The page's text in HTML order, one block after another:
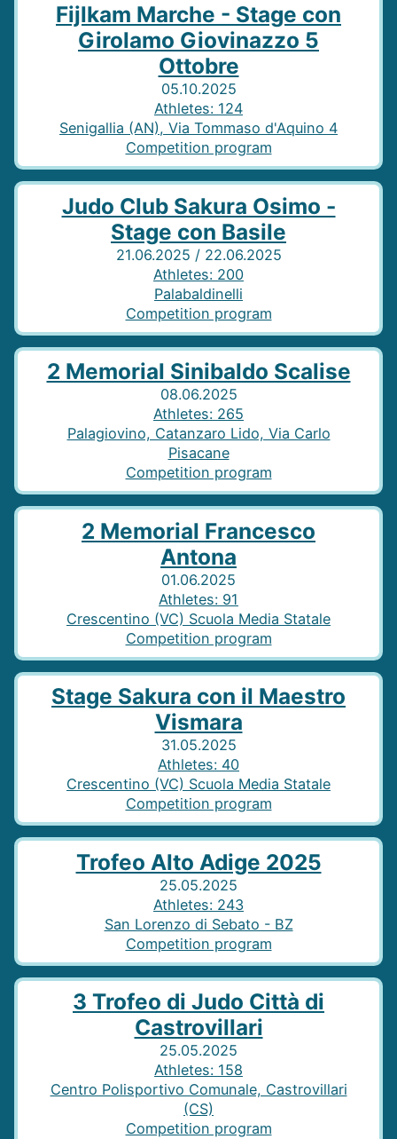
Fijlkam Marche - Stage con
Girolamo Giovinazzo 5
Ottobre
05.10.2025
Athletes: 124
Senigallia (AN), Via Tommaso d'Aquino 4
Competition program
Judo Club Sakura Osimo -
Stage con Basile
21.06.2025 / 22.06.2025
Athletes: 200
Palabaldinelli
Competition program
2 Memorial Sinibaldo Scalise
08.06.2025
Athletes: 265
Palagiovino, Catanzaro Lido, Via Carlo
Pisacane
Competition program
2 Memorial Francesco
Antona
01.06.2025
Athletes: 91
Crescentino (VC) Scuola Media Statale
Competition program
Stage Sakura con il Maestro
Vismara
31.05.2025
Athletes: 40
Crescentino (VC) Scuola Media Statale
Competition program
Trofeo Alto Adige 2025
25.05.2025
Athletes: 243
San Lorenzo di Sebato - BZ
Competition program
3 Trofeo di Judo Città di
Castrovillari
25.05.2025
Athletes: 158
Centro Polisportivo Comunale, Castrovillari
(CS)
Competition program